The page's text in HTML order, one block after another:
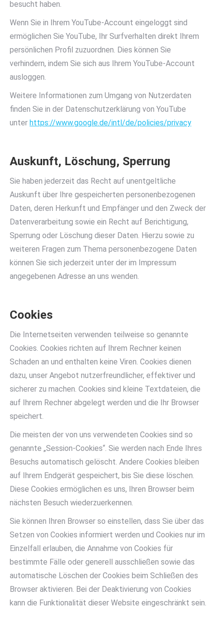
besucht haben.
Wenn Sie in Ihrem YouTube-Account eingeloggt sind
ermöglichen Sie YouTube, Ihr Surfverhalten direkt Ihrem
persönlichen Profil zuzuordnen. Dies können Sie
verhindern, indem Sie sich aus Ihrem YouTube-Account
ausloggen.
Weitere Informationen zum Umgang von Nutzerdaten
finden Sie in der Datenschutzerklärung von YouTube
unter https://www.google.de/intl/de/policies/privacy
Auskunft, Löschung, Sperrung
Sie haben jederzeit das Recht auf unentgeltliche
Auskunft über Ihre gespeicherten personenbezogenen
Daten, deren Herkunft und Empfänger und den Zweck der
Datenverarbeitung sowie ein Recht auf Berichtigung,
Sperrung oder Löschung dieser Daten. Hierzu sowie zu
weiteren Fragen zum Thema personenbezogene Daten
können Sie sich jederzeit unter der im Impressum
angegebenen Adresse an uns wenden.
Cookies
Die Internetseiten verwenden teilweise so genannte
Cookies. Cookies richten auf Ihrem Rechner keinen
Schaden an und enthalten keine Viren. Cookies dienen
dazu, unser Angebot nutzerfreundlicher, effektiver und
sicherer zu machen. Cookies sind kleine Textdateien, die
auf Ihrem Rechner abgelegt werden und die Ihr Browser
speichert.
Die meisten der von uns verwendeten Cookies sind so
genannte „Session-Cookies“. Sie werden nach Ende Ihres
Besuchs automatisch gelöscht. Andere Cookies bleiben
auf Ihrem Endgerät gespeichert, bis Sie diese löschen.
Diese Cookies ermöglichen es uns, Ihren Browser beim
nächsten Besuch wiederzuerkennen.
Sie können Ihren Browser so einstellen, dass Sie über das
Setzen von Cookies informiert werden und Cookies nur im
Einzelfall erlauben, die Annahme von Cookies für
bestimmte Fälle oder generell ausschließen sowie das
automatische Löschen der Cookies beim Schließen des
Browser aktivieren. Bei der Deaktivierung von Cookies
kann die Funktionalität dieser Website eingeschränkt sein.